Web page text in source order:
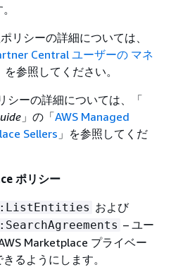
リシーの詳細については、
Central ユーザーの マネ
参照してください。
シーの詳細については、「
」の「AWS Managed
Sellers 」を参照してくだ
ポリシー
および
– ユー
Marketplace プライベー
るようにします。